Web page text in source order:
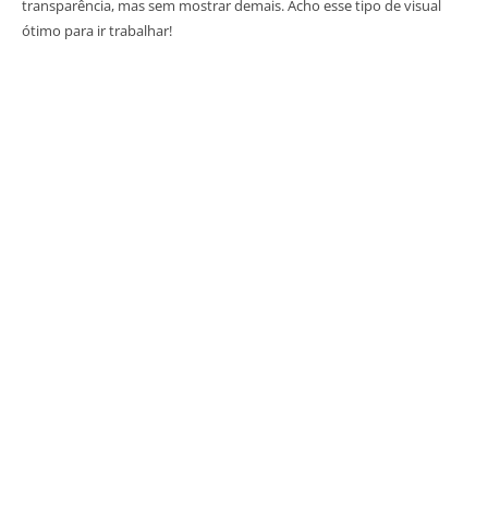
transparência, mas sem mostrar demais. Acho esse tipo de visual
ótimo para ir trabalhar!